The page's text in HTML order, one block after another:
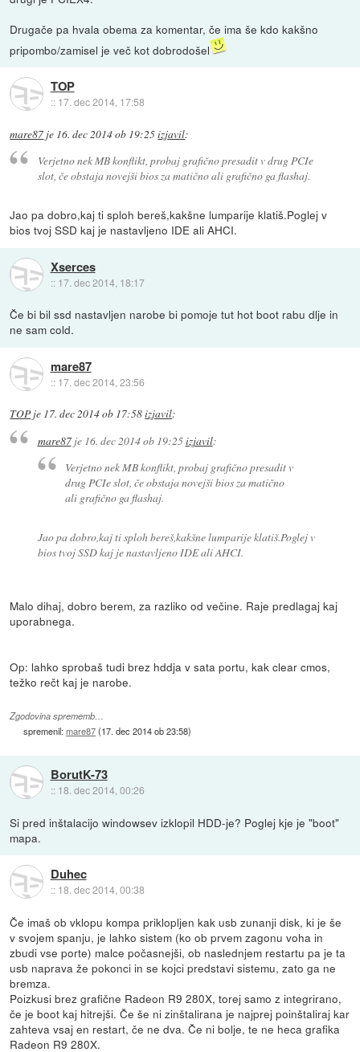
Drugače pa hvala obema za komentar, če ima še kdo kakšno
pripombo/zamisel je več kot dobrodošel
TOP
:: 17. dec 2014, 17:58
mare87 je 16. dec 2014 ob 19:25izjavil:
Verjetno nek MB konflikt, probaj grafično presadit v drug PCIe
slot, če obstaja novejši bios za matično ali grafično ga flashaj.
Jao pa dobro,kaj ti sploh bereš,kakšne lumparije klatiš.Poglej v
bios tvoj SSD kaj je nastavljeno IDE ali AHCI.
Xserces
:: 17. dec 2014, 18:17
Če bi bil ssd nastavljen narobe bi pomoje tut hot boot rabu dlje in
ne sam cold.
mare87
:: 17. dec 2014, 23:56
TOP je 17. dec 2014 ob 17:58izjavil:
mare87je 16. dec 2014 ob 19:25izjavil:
Verjetno nek MB konflikt, probaj grafično presadit v
drug PCIe slot, če obstaja novejši bios za matično
ali grafično ga flashaj.
Jao pa dobro,kaj ti sploh bereš,kakšne lumparije klatiš.Poglej v
bios tvoj SSD kaj je nastavljeno IDE ali AHCI.
Malo dihaj, dobro berem, za razliko od večine. Raje predlagaj kaj
uporabnega.
Op: lahko sprobaš tudi brez hddja v sata portu, kak clear cmos,
težko rečt kaj je narobe.
Zgodovina sprememb…
spremenil:mare87(17. dec 2014 ob 23:58)
BorutK-73
:: 18. dec 2014, 00:26
Si pred inštalacijo windowsev izklopil HDD-je? Poglej kje je "boot"
mapa.
Duhec
:: 18. dec 2014, 00:38
Če imaš ob vklopu kompa priklopljen kak usb zunanji disk, ki je še
v svojem spanju, je lahko sistem (ko ob prvem zagonu voha in
zbudi vse porte) malce počasnejši, ob naslednjem restartu pa je ta
usb naprava že pokonci in se kojci predstavi sistemu, zato ga ne
bremza.
Poizkusi brez grafične Radeon R9 280X, torej samo z integrirano,
če je boot kaj hitrejši. Če še ni zinštalirana je najprej poinštaliraj kar
zahteva vsaj en restart, če ne dva. Če ni bolje, te ne heca grafika
Radeon R9 280X.